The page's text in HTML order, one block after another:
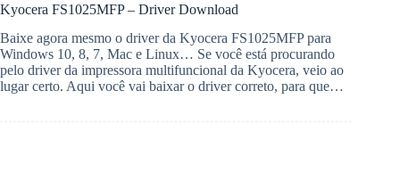
Kyocera FS1025MFP – Driver Download
Baixe agora mesmo o driver da Kyocera FS1025MFP para
Windows 10, 8, 7, Mac e Linux… Se você está procurando
pelo driver da impressora multifuncional da Kyocera, veio ao
lugar certo. Aqui você vai baixar o driver correto, para que…